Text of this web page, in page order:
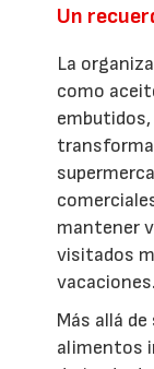
Un
La
como
mantener
visitados
vacaciones.
Más allá
alimentos